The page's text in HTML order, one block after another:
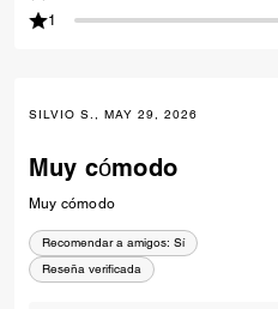
1
SILVIO S., MAY 29, 2026
Muy cómodo
Muy cómodo
Recomendar a amigos: Sí
Reseña verificada